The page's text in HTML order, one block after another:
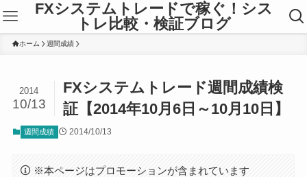
FXシステムトレードで稼ぐ！シス
トレ比較・検証ブログ
ホーム 週間成績
FXシステムトレード週間成績検
証【2014年10月6日～10月10日】
2014
10/13
週間成績 2014/10/13
※本ページはプロモーションが含まれています